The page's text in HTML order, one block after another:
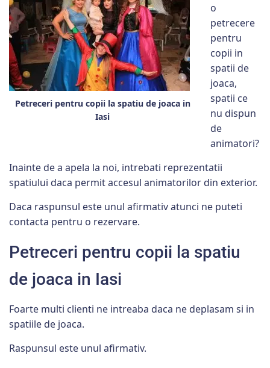
Petreceri pentru copii la spatiu de joaca in
Iasi
o
petrecere
pentru
copii in
spatii de
joaca,
spatii ce
nu dispun
de
animatori?
Inainte de a apela la noi, intrebati reprezentatii
spatiului daca permit accesul animatorilor din exterior.
Daca raspunsul este unul afirmativ atunci ne puteti
contacta pentru o rezervare.
Petreceri pentru copii la spatiu
de joaca in Iasi
Foarte multi clienti ne intreaba daca ne deplasam si in
spatiile de joaca.
Raspunsul este unul afirmativ.